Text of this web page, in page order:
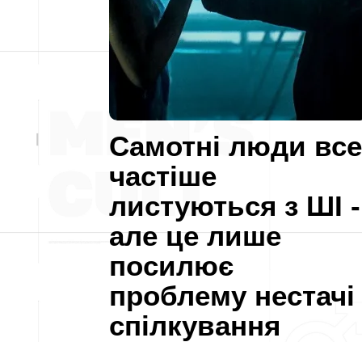
Самотні люди все
частіше
листуються з ШІ -
але це лише
посилює
проблему нестачі
спілкування